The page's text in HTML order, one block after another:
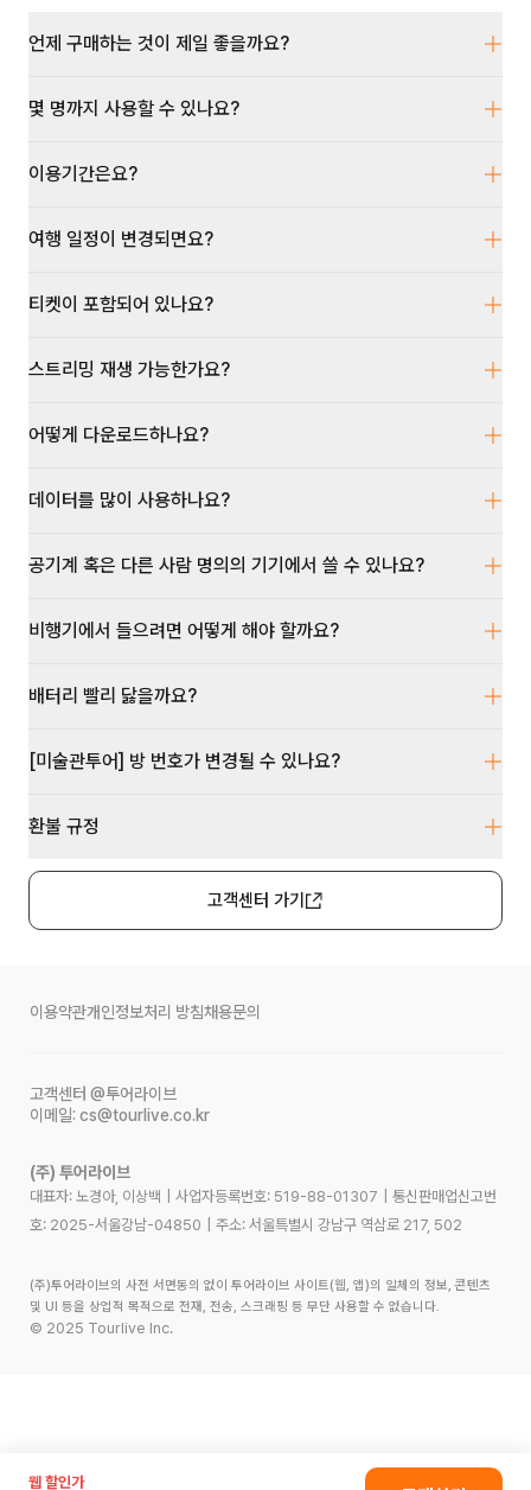
언제 구매하는 것이 제일 좋을까요?
몇 명까지 사용할 수 있나요?
이용기간은요?
여행 일정이 변경되면요?
티켓이 포함되어 있나요?
스트리밍 재생 가능한가요?
어떻게 다운로드하나요?
데이터를 많이 사용하나요?
공기계 혹은 다른 사람 명의의 기기에서 쓸 수 있나요?
비행기에서 들으려면 어떻게 해야 할까요?
배터리 빨리 닳을까요?
[미술관투어] 방 번호가 변경될 수 있나요?
환불 규정
고객센터 가기
이용약관개인정보처리 방침채용문의
고객센터 @투어라이브
이메일: cs@tourlive.co.kr
(주) 투어라이브
대표자: 노경아, 이상백 사업자등록번호: 519-88-01307
통신판매업신고번
호: 2025-서울강남-04850 주소: 서울특별시 강남구 역삼로 217, 502
(주)투어라이브의 사전 서면동의 없이 투어라이브 사이트(웹, 앱)의 일체의 정보, 콘텐츠
및 UI 등을 상업적 목적으로 전재, 전송, 스크래핑 등 무단 사용할 수 없습니다.
© 2025 Tourlive Inc.
웹 할인가